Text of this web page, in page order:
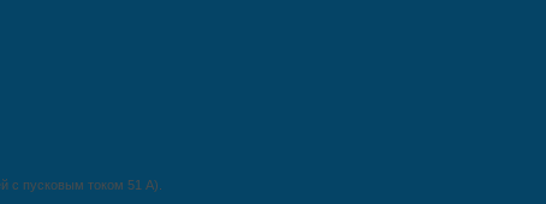
с пусковым током 51 А).